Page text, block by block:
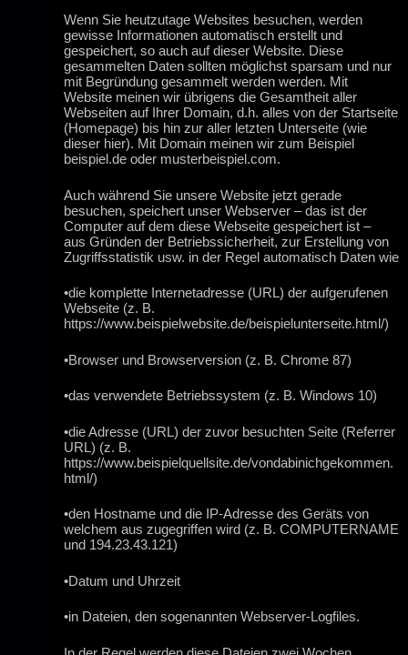
Wenn Sie heutzutage Websites besuchen, werden
gewisse Informationen automatisch erstellt und
gespeichert, so auch auf dieser Website. Diese
gesammelten Daten sollten möglichst sparsam und nur
mit Begründung gesammelt werden werden. Mit
Website meinen wir übrigens die Gesamtheit aller
Webseiten auf Ihrer Domain, d.h. alles von der Startseite
(Homepage) bis hin zur aller letzten Unterseite (wie
dieser hier). Mit Domain meinen wir zum Beispiel
beispiel.de oder musterbeispiel.com.
Auch während Sie unsere Website jetzt gerade
besuchen, speichert unser Webserver – das ist der
Computer auf dem diese Webseite gespeichert ist –
aus Gründen der Betriebssicherheit, zur Erstellung von
Zugriffsstatistik usw. in der Regel automatisch Daten wie
•die komplette Internetadresse (URL) der aufgerufenen
Webseite (z. B.
https://www.beispielwebsite.de/beispielunterseite.html/)
•Browser und Browserversion (z. B. Chrome 87)
•das verwendete Betriebssystem (z. B. Windows 10)
•die Adresse (URL) der zuvor besuchten Seite (Referrer
URL) (z. B.
https://www.beispielquellsite.de/vondabinichgekommen.
html/)
•den Hostname und die IP-Adresse des Geräts von
welchem aus zugegriffen wird (z. B. COMPUTERNAME
und 194.23.43.121)
•Datum und Uhrzeit
•in Dateien, den sogenannten Webserver-Logfiles.